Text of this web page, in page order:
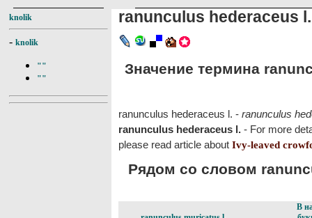
knolik
- knolik
""
""
ranunculus hederaceus l.
Значение термина
ranunculus hederaceus l. - ranunculus
ranunculus hederaceus l. - For more
please read article about Ivy-leaved
Рядом со словом
В